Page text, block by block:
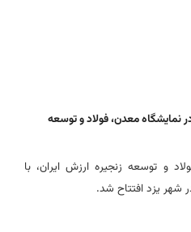
معدن، فولاد و توسعه
و توسعه زنجیره ارزش ایران، با
یزد افتتاح شد.